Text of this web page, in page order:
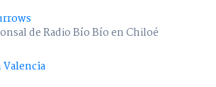
de Radio Bío Bío en Chiloé
Valencia